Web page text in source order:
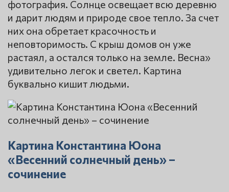
фотография. Солнце освещает всю деревню
и дарит людям и природе свое тепло. За счет
них она обретает красочность и
неповторимость. С крыш домов он уже
растаял, а остался только на земле. Весна»
удивительно легок и светел. Картина
буквально кишит людьми.
Картина Константина Юона
«Весенний солнечный день» –
сочинение